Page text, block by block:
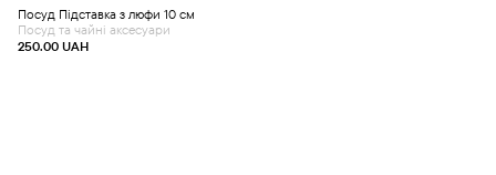
Посуд Підставка з люфи 10 см
250.00 UAH
Посуд та чайні аксесуари